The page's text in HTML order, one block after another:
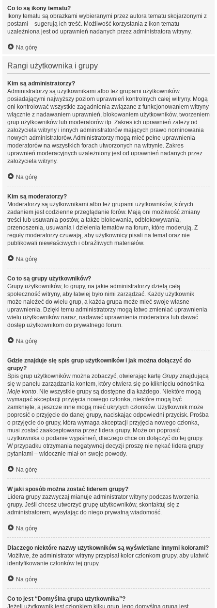
Co to są ikony tematu?
Ikony tematu są obrazkami wybieranymi przez autora tematu skojarzonymi z
postami – sugerują ich treść. Możliwość korzystania z ikon tematu
uzależniona jest od uprawnień nadanych przez administratora witryny.
Na górę
Rangi użytkownika i grupy
Kim są administratorzy?
Administratorzy są użytkownikami albo też grupami użytkowników
posiadającymi najwyższy poziom uprawnień kontrolnych całej witryny. Mogą
oni kontrolować wszystkie zagadnienia związane z funkcjonowaniem witryny
włącznie z nadawaniem uprawnień, blokowaniem użytkowników, tworzeniem
grup użytkowników lub moderatorów itp. Zakres ich uprawnień zależy od
założyciela witryny i innych administratorów mających prawo nominowania
nowych administratorów. Administratorzy mogą mieć pełne uprawnienia
moderatorów na wszystkich forach utworzonych na witrynie. Zakres
uprawnień moderacyjnych uzależniony jest od uprawnień nadanych przez
założyciela witryny.
Na górę
Kim są moderatorzy?
Moderatorzy są użytkownikami albo też grupami użytkowników, których
zadaniem jest codzienne przeglądanie forów. Mają oni możliwość zmiany
treści lub usuwania postów, a także blokowania, odblokowywania,
przenoszenia, usuwania i dzielenia tematów na forum, które moderują. Z
reguły moderatorzy czuwają, aby użytkownicy pisali na temat oraz nie
publikowali niewłaściwych i obraźliwych materiałów.
Na górę
Co to są grupy użytkowników?
Grupy użytkowników, to grupy, na jakie administratorzy dzielą całą
społeczność witryny, aby łatwiej było nimi zarządzać. Każdy użytkownik
może należeć do wielu grup, a każda grupa może mieć swoje własne
uprawnienia. Dzięki temu administratorzy mogą łatwo zmieniać uprawnienia
wielu użytkowników naraz, nadawać uprawnienia moderatora lub dawać
dostęp użytkownikom do prywatnego forum.
Na górę
Gdzie znajduje się spis grup użytkowników i jak można dołączyć do
grupy?
Spis grup użytkowników można zobaczyć, otwierając kartę Grupyznajdującą
się w panelu zarządzania kontem, który otwiera się po kliknięciu odnośnika
Moje konto. Nie wszystkie grupy są dostępne dla każdego. Niektóre mogą
wymagać akceptacji przyjęcia nowego członka, niektóre mogą być
zamknięte, a jeszcze inne mogą mieć ukrytych członków. Użytkownik może
poprosić o przyjęcie do danej grupy, naciskając odpowiedni przycisk. Prośba
o przyjęcie do grupy, która wymaga akceptacji przyjęcia nowego członka,
musi zostać zaakceptowana przez lidera grupy. Może on poprosić
użytkownika o podanie wyjaśnień, dlaczego chce on dołączyć do tej grupy.
W przypadku otrzymania negatywnej decyzji proszę nie nękać lidera grupy
pytaniami – widocznie miał on swoje powody.
Na górę
W jaki sposób można zostać liderem grupy?
Lidera grupy zazwyczaj mianuje administrator witryny podczas tworzenia
grupy. Jeśli chcesz utworzyć grupę użytkowników, skontaktuj się z
administratorem, wysyłając do niego prywatną wiadomość.
Na górę
Dlaczego niektóre nazwy użytkowników są wyświetlane innymi kolorami?
Możliwe, że administrator witryny przypisał kolor członkom grupy, aby ułatwić
identyfikowanie członków tej grupy.
Na górę
Co to jest “Domyślna grupa użytkownika”?
Jeżeli użytkownik jest członkiem kilku grup, jego domyślna grupa jest